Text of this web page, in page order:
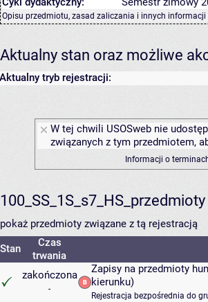
Opisu przedmiotu, zasad zaliczania i innych informacji
Aktualny stan oraz możliwe
Aktualny tryb rejestracji:
W tej chwili USOSweb nie
związanych z tym przedmiotem,
Informacji o
pokaż przedmioty związane z tą rejestracją
Stan
Czas
trwania
zakończona
-
Zapisy na przedmioty
kierunku)
Rejestracja bezpośrednia do